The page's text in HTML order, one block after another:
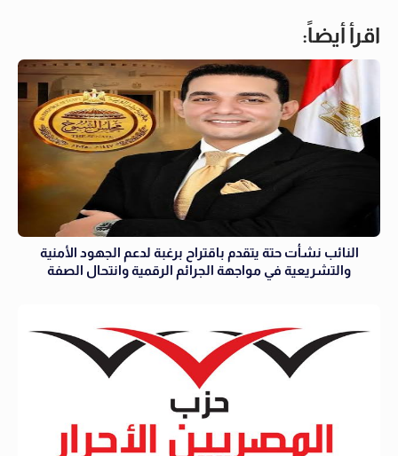
اقرأ أيضاً:
النائب نشأت حتة يتقدم باقتراح برغبة لدعم الجهود الأمنية
والتشريعية في مواجهة الجرائم الرقمية وانتحال الصفة